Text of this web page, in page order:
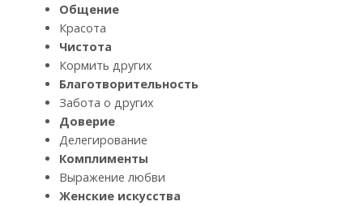
Общение
Красота
Чистота
Кормить других
Благотворительность
Забота о других
Доверие
Делегирование
Комплименты
Выражение любви
Женские искусства